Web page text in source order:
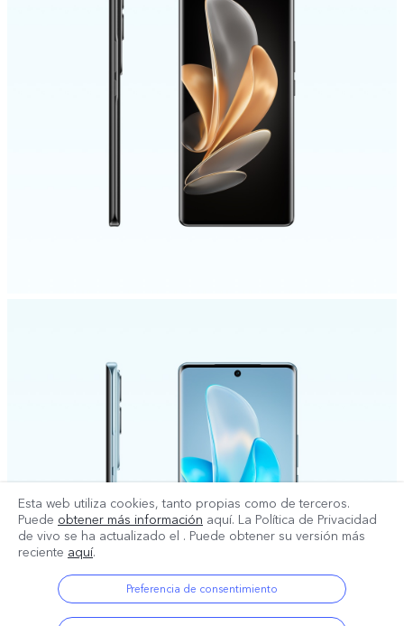
Esta web utiliza cookies, tanto propias como de terceros.
Puede obtener más información aquí. La Política de Privacidad
de vivo se ha actualizado el . Puede obtener su versión más
reciente aquí.
Preferencia de consentimiento